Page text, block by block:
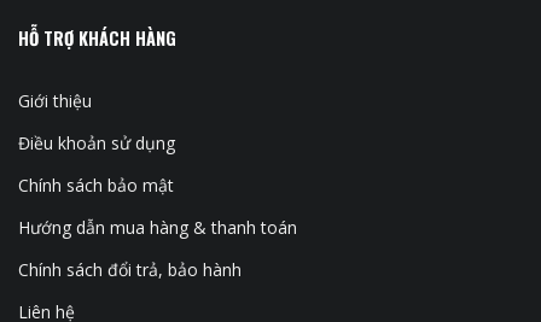
HỖ TRỢ KHÁCH HÀNG
Giới thiệu
Điều khoản sử dụng
Chính sách bảo mật
Hướng dẫn mua hàng & thanh toán
Chính sách đổi trả, bảo hành
Liên hệ